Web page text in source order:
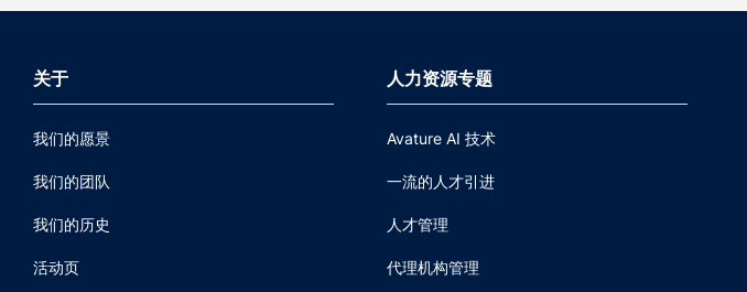
关于
我们的愿景
我们的团队
我们的历史
活动页
人力资源专题
Avature AI 技术
一流的人才引进
人才管理
代理机构管理